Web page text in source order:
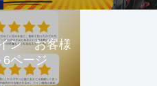
ン お客様
ページ